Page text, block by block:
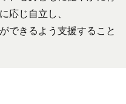
応じ自立し、
できるよう支援すること